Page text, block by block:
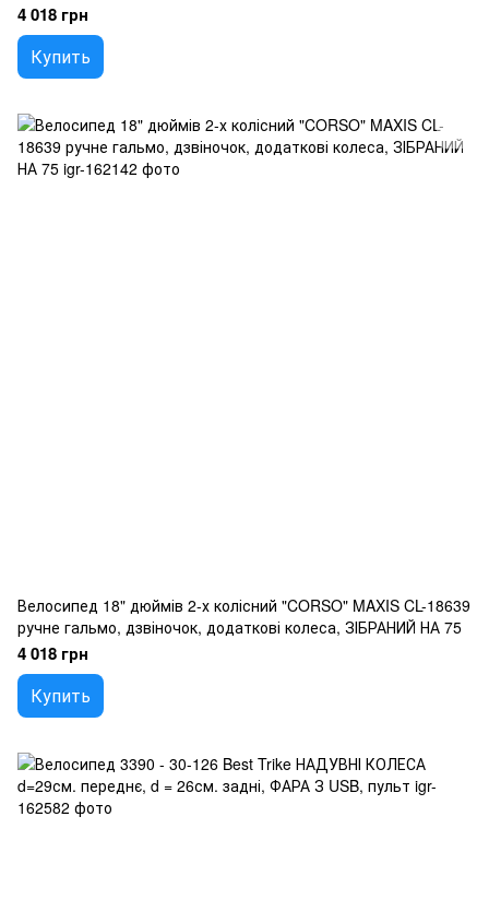
4 018 грн
Купить
Велосипед 18" дюймів 2-х колісний "CORSO" MAXIS CL-18639
ручне гальмо, дзвіночок, додаткові колеса, ЗІБРАНИЙ НА 75
4 018 грн
Купить